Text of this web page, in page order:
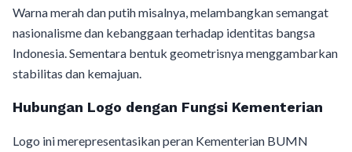
Warna merah dan putih misalnya, melambangkan semangat
nasionalisme dan kebanggaan terhadap identitas bangsa
Indonesia. Sementara bentuk geometrisnya menggambarkan
stabilitas dan kemajuan.
Hubungan Logo dengan Fungsi Kementerian
Logo ini merepresentasikan peran Kementerian BUMN